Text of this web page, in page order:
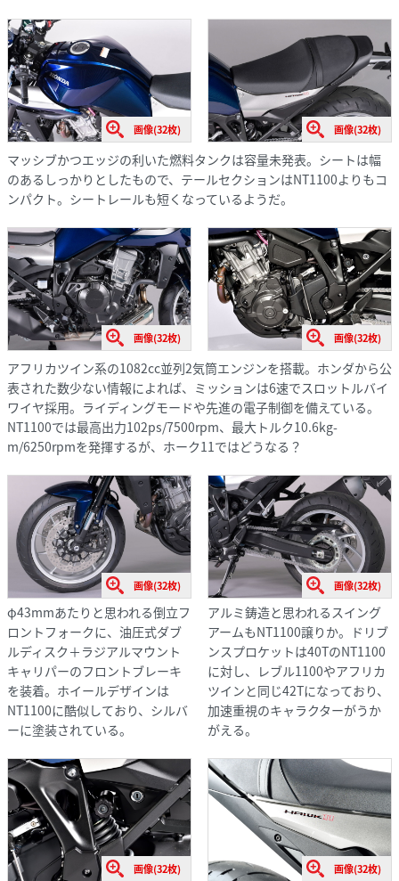
画像(32枚) 画像(32枚)
マッシブかつエッジの利いた燃料タンクは容量未発表。シートは幅
のあるしっかりとしたもので、テールセクションはNT1100よりもコ
ンパクト。シートレールも短くなっているようだ。
画像(32枚) 画像(32枚)
アフリカツイン系の1082cc並列2気筒エンジンを搭載。ホンダから公
表された数少ない情報によれば、ミッションは6速でスロットルバイ
ワイヤ採用。ライディングモードや先進の電子制御を備えている。
NT1100では最高出力102ps/7500rpm、最大トルク10.6kg-
m/6250rpmを発揮するが、ホーク11ではどうなる？
画像(32枚)
φ43mmあたりと思われる倒立フ
ロントフォークに、油圧式ダブ
ルディスク＋ラジアルマウント
キャリパーのフロントブレーキ
を装着。ホイールデザインは
NT1100に酷似しており、シルバ
ーに塗装されている。
画像(32枚)
アルミ鋳造と思われるスイング
アームもNT1100譲りか。ドリブ
ンスプロケットは40TのNT1100
に対し、レブル1100やアフリカ
ツインと同じ42Tになっており、
加速重視のキャラクターがうか
がえる。
画像(32枚) 画像(32枚)